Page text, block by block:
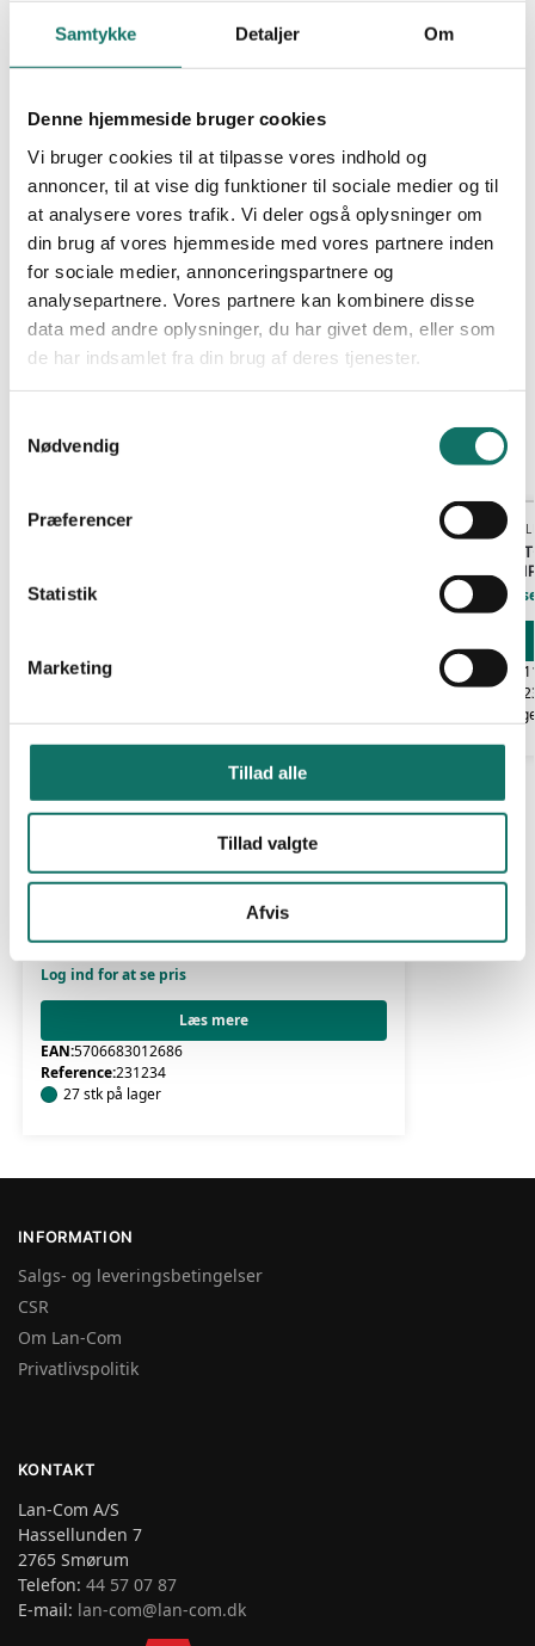
Samtykke Detaljer Om
Denne hjemmeside bruger cookies
Vi bruger cookies til at tilpasse vores indhold og
annoncer, til at vise dig funktioner til sociale medier og til
at analysere vores trafik. Vi deler også oplysninger om
din brug af vores hjemmeside med vores partnere inden
for sociale medier, annonceringspartnere og
analysepartnere. Vores partnere kan kombinere disse
data med andre oplysninger, du har givet dem, eller som
de har indsamlet fra din brug af deres tjenester.
Nødvendig
Præferencer
Statistik
Marketing
Tillad alle
Tillad valgte
Afvis
Farve: Beige
Pakning: 1 stk
Varenummer (SKU): 231254
Kategori: Multimode Mellemled
Relaterede varer
Log ind for at se pris
Læs mere
EAN:5706683012686
Reference:231234
27 stk på lager
MULTIMODE
LAN-OPTIC
ZIRKONIA
Log ind for at
EAN:
Reference:
67 stk på
INFORMATION
Salgs- og leveringsbetingelser
CSR
Om Lan-Com
Privatlivspolitik
KONTAKT
Lan-Com A/S
Hassellunden 7
2765 Smørum
Telefon: 44 57 07 87
E-mail: lan-com@lan-com.dk